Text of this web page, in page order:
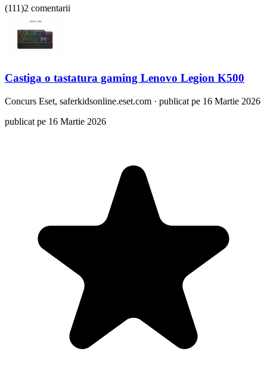
(111)2 comentarii
Castiga o tastatura gaming Lenovo Legion K500
Concurs Eset, saferkidsonline.eset.com · publicat pe 16 Martie 2026
publicat pe 16 Martie 2026